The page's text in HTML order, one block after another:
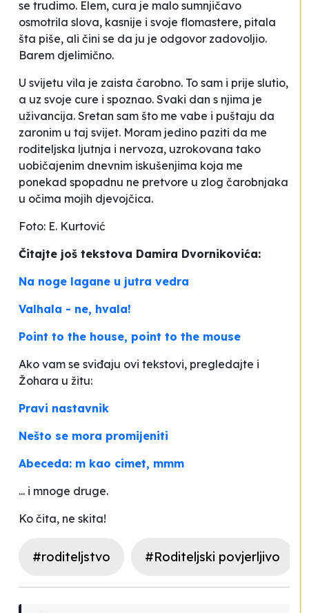
se trudimo. Elem, cura je malo sumnjičavo
osmotrila slova, kasnije i svoje flomastere, pitala
šta piše, ali čini se da ju je odgovor zadovoljio.
Barem djelimično.
U svijetu vila je zaista čarobno. To sam i prije slutio,
a uz svoje cure i spoznao. Svaki dan s njima je
uživancija. Sretan sam što me vabe i puštaju da
zaronim u taj svijet. Moram jedino paziti da me
roditeljska ljutnja i nervoza, uzrokovana tako
uobičajenim dnevnim iskušenjima koja me
ponekad spopadnu ne pretvore u zlog čarobnjaka
u očima mojih djevojčica.
Foto: E. Kurtović
Čitajte još tekstova Damira Dvornikovića:
Na noge lagane u jutra vedra
Valhala - ne, hvala!
Point to the house, point to the mouse
Ako vam se sviđaju ovi tekstovi, pregledajte i
Žohara u žitu:
Pravi nastavnik
Nešto se mora promijeniti
Abeceda: m kao cimet, mmm
... i mnoge druge.
Ko čita, ne skita!
#roditeljstvo #Roditeljski povjerljivo